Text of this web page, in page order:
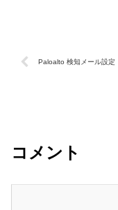
Paloalto 検知メール設定
コメント